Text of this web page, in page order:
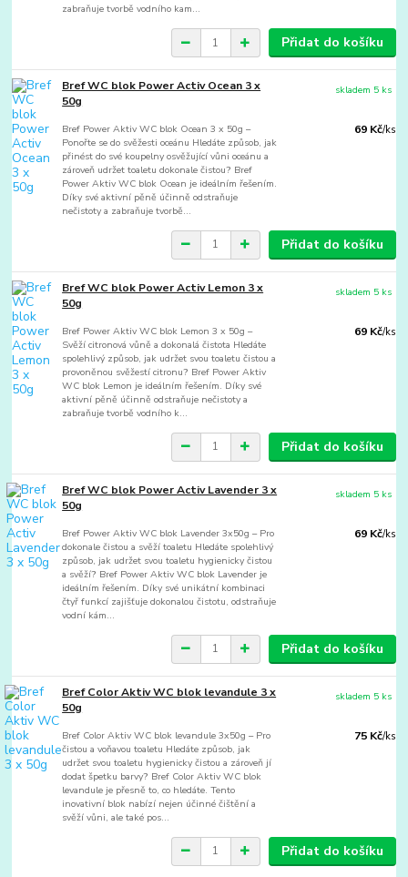
zabraňuje tvorbě vodního kam...
Přidat do košíku
Bref WC blok Power Activ Ocean 3 x
50g
Bref Power Aktiv WC blok Ocean 3 x 50g –
Ponořte se do svěžesti oceánu Hledáte způsob, jak
přinést do své koupelny osvěžující vůni oceánu a
zároveň udržet toaletu dokonale čistou? Bref
Power Aktiv WC blok Ocean je ideálním řešením.
Díky své aktivní pěně účinně odstraňuje
nečistoty a zabraňuje tvorbě...
69 Kč/ks
skladem 5 ks
Přidat do košíku
Bref WC blok Power Activ Lemon 3 x
50g
Bref Power Aktiv WC blok Lemon 3 x 50g –
Svěží citronová vůně a dokonalá čistota Hledáte
spolehlivý způsob, jak udržet svou toaletu čistou a
provoněnou svěžestí citronu? Bref Power Aktiv
WC blok Lemon je ideálním řešením. Díky své
aktivní pěně účinně odstraňuje nečistoty a
zabraňuje tvorbě vodního k...
69 Kč/ks
skladem 5 ks
Přidat do košíku
Bref WC blok Power Activ Lavender 3 x
50g
Bref Power Aktiv WC blok Lavender 3x50g – Pro
dokonale čistou a svěží toaletu Hledáte spolehlivý
způsob, jak udržet svou toaletu hygienicky čistou
a svěží? Bref Power Aktiv WC blok Lavender je
ideálním řešením. Díky své unikátní kombinaci
čtyř funkcí zajišťuje dokonalou čistotu, odstraňuje
vodní kám...
69 Kč/ks
skladem 5 ks
Přidat do košíku
Bref Color Aktiv WC blok levandule 3 x
50g
Bref Color Aktiv WC blok levandule 3x50g – Pro
čistou a voňavou toaletu Hledáte způsob, jak
udržet svou toaletu hygienicky čistou a zároveň jí
dodat špetku barvy? Bref Color Aktiv WC blok
levandule je přesně to, co hledáte. Tento
inovativní blok nabízí nejen účinné čištění a
svěží vůni, ale také pos...
75 Kč/ks
skladem 5 ks
Přidat do košíku